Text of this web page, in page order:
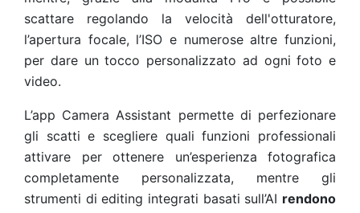
scattare regolando la velocità dell'otturatore,
l’apertura focale, l’ISO e numerose altre funzioni,
per dare un tocco personalizzato ad ogni foto e
video.
L’app Camera Assistant permette di perfezionare
gli scatti e scegliere quali funzioni professionali
attivare per ottenere un’esperienza fotografica
completamente personalizzata, mentre gli
strumenti di editing integrati basati sull’AI rendono